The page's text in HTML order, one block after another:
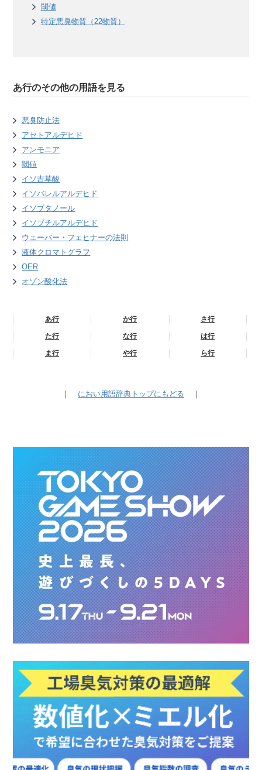
閾値
特定悪臭物質（22物質）
あ行のその他の用語を見る
悪臭防止法
アセトアルデヒド
アンモニア
閾値
イソ吉草酸
イソバレルアルデヒド
イソブタノール
イソブチルアルデヒド
ウェーバー・フェヒナーの法則
液体クロマトグラフ
OER
オゾン酸化法
あ行 か行 さ行
た行 な行 は行
ま行 や行 ら行
｜ におい用語辞典トップにもどる ｜